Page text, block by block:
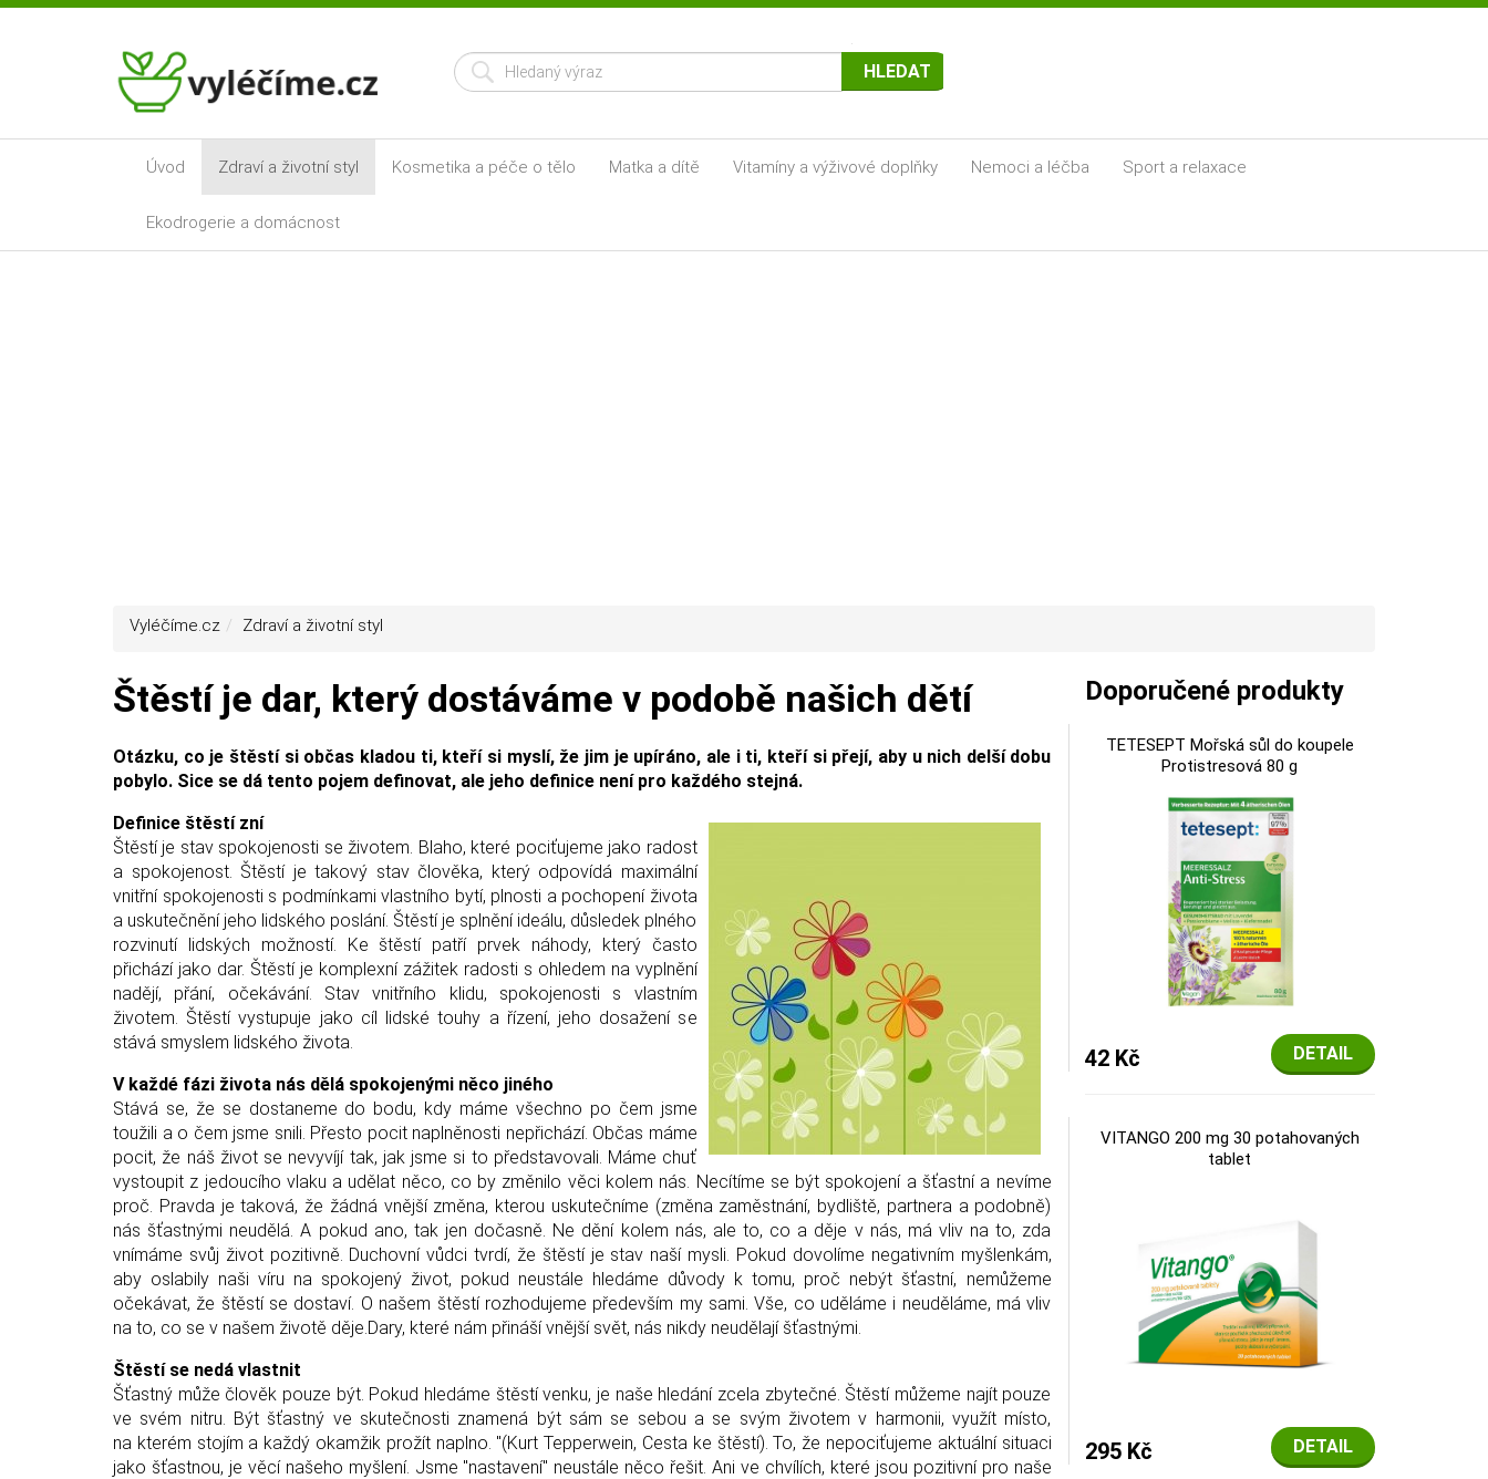
HLEDAT
Úvod Zdraví a životní styl Kosmetika a péče o tělo Matka a dítě Vitamíny a výživové doplňky Nemoci a léčba Sport a relaxace
Ekodrogerie a domácnost
Vyléčíme.cz Zdraví a životní styl
Štěstí je dar, který dostáváme v podobě našich dětí
Otázku, co je štěstí si občas kladou ti, kteří si myslí, že jim je upíráno, ale i ti, kteří si přejí, aby u nich delší dobu
pobylo. Sice se dá tento pojem definovat, ale jeho definice není pro každého stejná.
Definice štěstí zní
Štěstí je stav spokojenosti se životem. Blaho, které pociťujeme jako radost
a spokojenost. Štěstí je takový stav člověka, který odpovídá maximální
vnitřní spokojenosti s podmínkami vlastního bytí, plnosti a pochopení života
a uskutečnění jeho lidského poslání. Štěstí je splnění ideálu, důsledek plného
rozvinutí lidských možností. Ke štěstí patří prvek náhody, který často
přichází jako dar. Štěstí je komplexní zážitek radosti s ohledem na vyplnění
nadějí, přání, očekávání. Stav vnitřního klidu, spokojenosti s vlastním
životem. Štěstí vystupuje jako cíl lidské touhy a řízení, jeho dosažení se
stává smyslem lidského života.
V každé fázi života nás dělá spokojenými něco jiného
Stává se, že se dostaneme do bodu, kdy máme všechno po čem jsme
toužili a o čem jsme snili. Přesto pocit naplněnosti nepřichází. Občas máme
pocit, že náš život se nevyvíjí tak, jak jsme si to představovali. Máme chuť
vystoupit z jedoucího vlaku a udělat něco, co by změnilo věci kolem nás. Necítíme se být spokojení a šťastní a nevíme
proč. Pravda je taková, že žádná vnější změna, kterou uskutečníme (změna zaměstnání, bydliště, partnera a podobně)
nás šťastnými neudělá. A pokud ano, tak jen dočasně. Ne dění kolem nás, ale to, co a děje v nás, má vliv na to, zda
vnímáme svůj život pozitivně. Duchovní vůdci tvrdí, že štěstí je stav naší mysli. Pokud dovolíme negativním myšlenkám,
aby oslabily naši víru na spokojený život, pokud neustále hledáme důvody k tomu, proč nebýt šťastní, nemůžeme
očekávat, že štěstí se dostaví. O našem štěstí rozhodujeme především my sami. Vše, co uděláme i neuděláme, má vliv
na to, co se v našem životě děje.Dary, které nám přináší vnější svět, nás nikdy neudělají šťastnými.
Štěstí se nedá vlastnit
Šťastný může člověk pouze být. Pokud hledáme štěstí venku, je naše hledání zcela zbytečné. Štěstí můžeme najít pouze
ve svém nitru. Být šťastný ve skutečnosti znamená být sám se sebou a se svým životem v harmonii, využít místo,
na kterém stojím a každý okamžik prožít naplno. "(Kurt Tepperwein, Cesta ke štěstí). To, že nepociťujeme aktuální situaci
jako šťastnou, je věcí našeho myšlení. Jsme "nastavení" neustále něco řešit. Ani ve chvílích, které jsou pozitivní pro naše
Doporučené produkty
TETESEPT Mořská sůl do koupele
Protistresová 80 g
DETAIL
42 Kč
VITANGO 200 mg 30 potahovaných
tablet
DETAIL
295 Kč